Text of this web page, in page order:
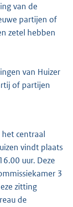
van de
partijen of
zetel hebben
van Huizer
of partijen
centraal
vindt plaats
uur. Deze
3
zitting
de